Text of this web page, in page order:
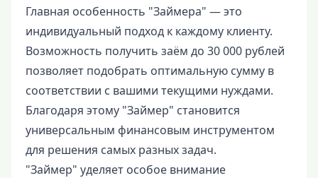
Главная особенность "Займера" — это
индивидуальный подход к каждому клиенту.
Возможность получить заём до 30 000 рублей
позволяет подобрать оптимальную сумму в
соответствии с вашими текущими нуждами.
Благодаря этому "Займер" становится
универсальным финансовым инструментом
для решения самых разных задач.
"Займер" уделяет особое внимание